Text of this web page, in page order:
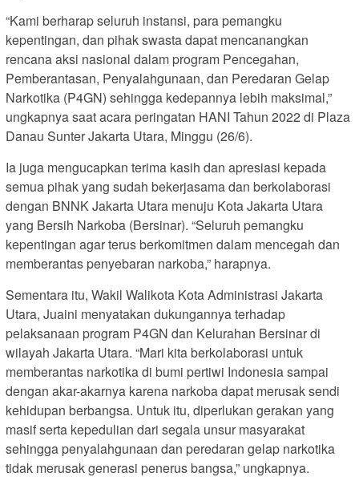
“Kami berharap seluruh instansi, para pemangku
kepentingan, dan pihak swasta dapat mencanangkan
rencana aksi nasional dalam program Pencegahan,
Pemberantasan, Penyalahgunaan, dan Peredaran Gelap
Narkotika (P4GN) sehingga kedepannya lebih maksimal,”
ungkapnya saat acara peringatan HANI Tahun 2022 di Plaza
Danau Sunter Jakarta Utara, Minggu (26/6).
Ia juga mengucapkan terima kasih dan apresiasi kepada
semua pihak yang sudah bekerjasama dan berkolaborasi
dengan BNNK Jakarta Utara menuju Kota Jakarta Utara
yang Bersih Narkoba (Bersinar). “Seluruh pemangku
kepentingan agar terus berkomitmen dalam mencegah dan
memberantas penyebaran narkoba,” harapnya.
Sementara itu, Wakil Walikota Kota Administrasi Jakarta
Utara, Juaini menyatakan dukungannya terhadap
pelaksanaan program P4GN dan Kelurahan Bersinar di
wilayah Jakarta Utara. “Mari kita berkolaborasi untuk
memberantas narkotika di bumi pertiwi Indonesia sampai
dengan akar-akarnya karena narkoba dapat merusak sendi
kehidupan berbangsa. Untuk itu, diperlukan gerakan yang
masif serta kepedulian dari segala unsur masyarakat
sehingga penyalahgunaan dan peredaran gelap narkotika
tidak merusak generasi penerus bangsa,” ungkapnya.